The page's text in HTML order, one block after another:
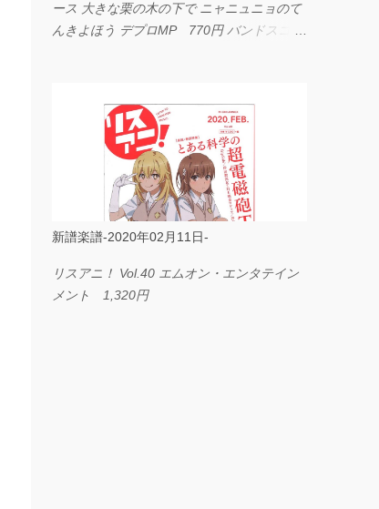
ース 大きな栗の木の下で ニャニュニョのて
んきよほう デプロMP 770円 バンドスコア
ス I LOVE．．． Official髭男dism やさしく
弾ける ピアノピース フェアリー 660円
BP2225 Kingdom of the Heavens 春畑道哉
バンドピース フェアリー 825円
新譜楽譜-2020年02月11日-
リスアニ！ Vol.40 エムオン・エンタテイン
メント 1,320円